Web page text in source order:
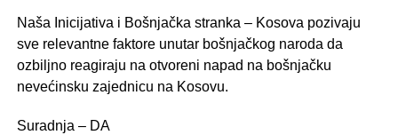
Naša Inicijativa i Bošnjačka stranka – Kosova pozivaju
sve relevantne faktore unutar bošnjačkog naroda da
ozbiljno reagiraju na otvoreni napad na bošnjačku
nevećinsku zajednicu na Kosovu.
Suradnja – DA